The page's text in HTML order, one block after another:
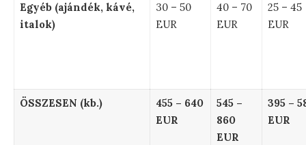
Egyéb (ajándék, kávé,
italok)
30 – 50
EUR
40 – 70
EUR
25 – 45
EUR
ÖSSZESEN (kb.)
455 – 640
EUR
545 –
860
EUR
395 –
EUR